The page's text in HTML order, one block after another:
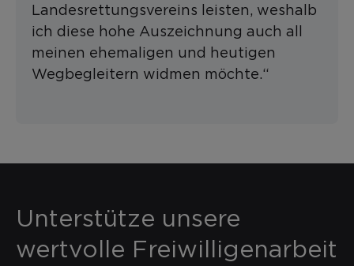
Landesrettungsvereins leisten, weshalb
ich diese hohe Auszeichnung auch all
meinen ehemaligen und heutigen
Wegbegleitern widmen möchte.“
Unterstütze unsere
wertvolle Freiwilligenarbeit